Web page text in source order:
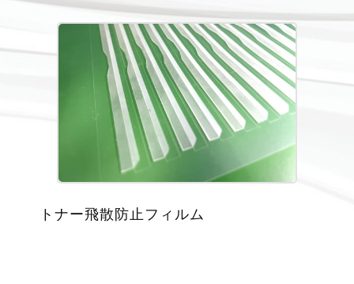
トナー飛散防止フィルム